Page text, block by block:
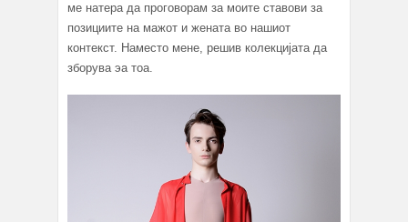
ме натера да проговорам за моите ставови за
позициите на мажот и жената во нашиот
контекст. Наместо мене, решив колекцијата да
зборува эа тоа.